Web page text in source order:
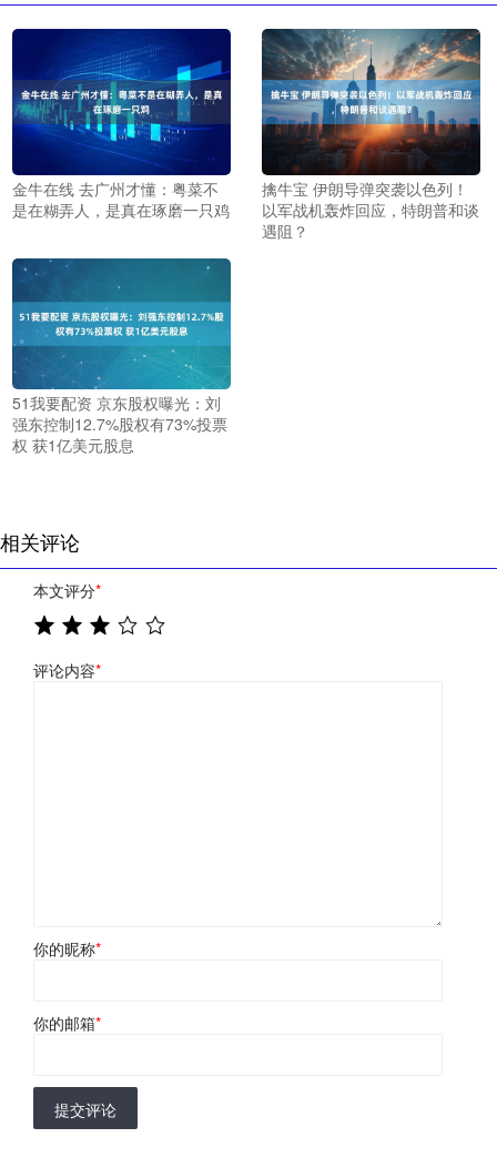
金牛在线 去广州才懂：粤菜不
是在糊弄人，是真在琢磨一只鸡
擒牛宝 伊朗导弹突袭以色列！
以军战机轰炸回应，特朗普和谈
遇阻？
51我要配资 京东股权曝光：刘
强东控制12.7%股权有73%投票
权 获1亿美元股息
相关评论
本文评分*
评论内容*
你的昵称*
你的邮箱*
提交评论